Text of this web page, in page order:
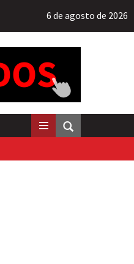
6 de agosto de 2026